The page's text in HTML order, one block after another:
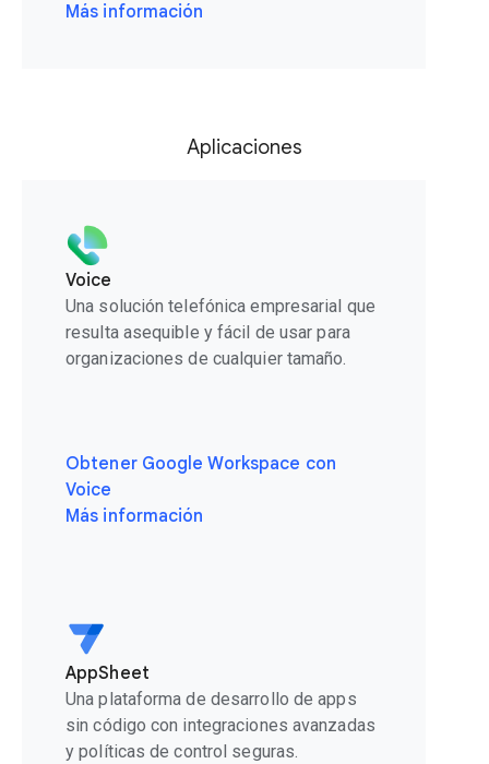
Más información
Aplicaciones
Voice
Una solución telefónica empresarial que
resulta asequible y fácil de usar para
organizaciones de cualquier tamaño.
Obtener Google Workspace con
Voice
Más información
AppSheet
Una plataforma de desarrollo de apps
sin código con integraciones avanzadas
y políticas de control seguras.